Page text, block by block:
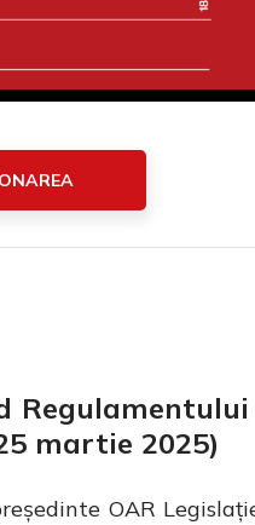
martie 2025)
OAR